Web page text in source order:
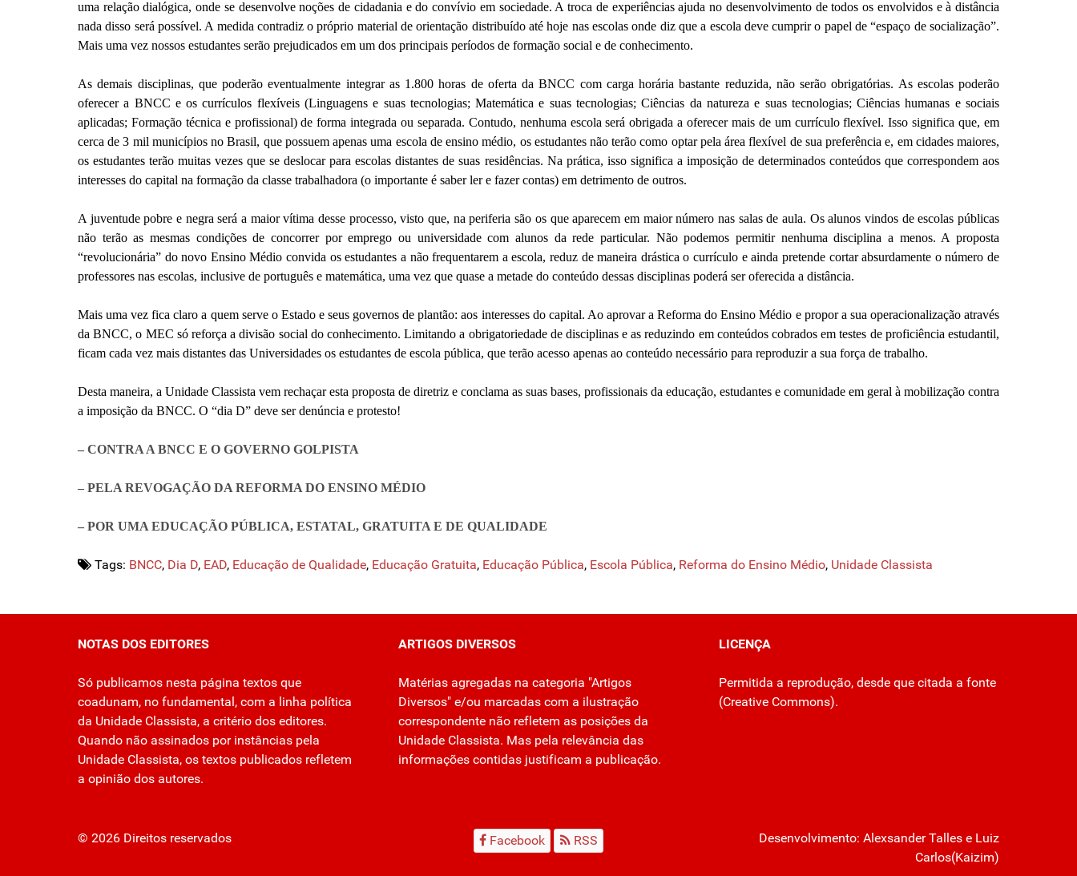
uma relação dialógica, onde se desenvolvenoções de cidadania e do convívio em sociedade. A troca de experiências ajuda no desenvolvimento de todos os envolvidos e à distância
nada disso será possível. A medida contradiz o próprio material de orientação distribuído até hoje nas escolas onde diz que a escola deve cumprir o papel de “espaço de socialização”.
Mais uma vez nossos estudantes serão prejudicados em um dos principais períodos de formação social e de conhecimento.
As demais disciplinas, que poderão eventualmente integrar as 1.800 horas de oferta da BNCC com carga horária bastante reduzida, não serão obrigatórias. As escolas poderão
oferecer a BNCC e os currículos flexíveis (Linguagens e suas tecnologias; Matemática e suas tecnologias; Ciências da natureza e suas tecnologias; Ciências humanas e sociais
aplicadas; Formação técnica e profissional) de forma integrada ou separada. Contudo, nenhuma escola será obrigada a oferecer mais de um currículo flexível. Isso significa que, em
cerca de 3 mil municípios no Brasil, que possuem apenas uma escola de ensino médio, os estudantes não terão como optar pela área flexível de sua preferência e, em cidades maiores,
os estudantes terão muitas vezes que se deslocar para escolas distantes de suas residências. Na prática, isso significa a imposição de determinados conteúdos que correspondem aos
interesses do capital na formação da classe trabalhadora (o importante é saber ler e fazer contas) em detrimento de outros.
A juventude pobre e negra será a maior vítima desse processo, visto que, na periferia são os que aparecem em maior número nas salas de aula. Os alunos vindos de escolas públicas
não terão as mesmas condições de concorrer por emprego ou universidade com alunos da rede particular. Não podemos permitir nenhuma disciplina a menos. A proposta
“revolucionária” do novo Ensino Médio convida os estudantes a nãofrequentarem a escola, reduz de maneira drástica o currículo e ainda pretende cortar absurdamente o número de
professores nas escolas, inclusive de português e matemática, uma vez que quase a metade do conteúdo dessas disciplinas poderá ser oferecida a distância.
Mais uma vez fica claro a quem serve o Estado e seus governos de plantão: aos interesses do capital. Ao aprovar a Reforma do Ensino Médio e propor a sua operacionalização através
da BNCC, o MEC só reforça a divisão social do conhecimento. Limitando a obrigatoriedade de disciplinas e as reduzindo em conteúdos cobrados em testes de proficiência estudantil,
ficam cada vez mais distantes das Universidades os estudantes de escola pública, que terão acesso apenas ao conteúdo necessário para reproduzir a sua força de trabalho.
Desta maneira, a Unidade Classista vem rechaçar esta proposta de diretriz e conclama as suas bases, profissionais da educação, estudantes e comunidade em geral à mobilização contra
a imposição da BNCC. O “dia D” deve ser denúncia e protesto!
– CONTRA A BNCC E O GOVERNO GOLPISTA
– PELA REVOGAÇÃO DA REFORMA DO ENSINO MÉDIO
– POR UMA EDUCAÇÃO PÚBLICA, ESTATAL, GRATUITA E DE QUALIDADE
Tags: BNCC, Dia D, EAD, Educação de Qualidade, Educação Gratuita, Educação Pública, Escola Pública, Reforma do Ensino Médio, Unidade Classista
NOTAS DOS EDITORES
Só publicamos nesta página textos que
coadunam, no fundamental, com a linha política
da Unidade Classista, a critério dos editores.
Quando não assinados por instâncias pela
Unidade Classista, os textos publicados refletem
a opinião dos autores.
ARTIGOS DIVERSOS
Matérias agregadas na categoria "Artigos
Diversos" e/ou marcadas com a ilustração
correspondente não refletem as posições da
Unidade Classista. Mas pela relevância das
informações contidas justificam a publicação.
LICENÇA
Permitida a reprodução, desde que citada a fonte
(Creative Commons).
© 2026 Direitos reservados Facebook RSS Desenvolvimento: Alexsander Tallese Luiz
Carlos(Kaizim)